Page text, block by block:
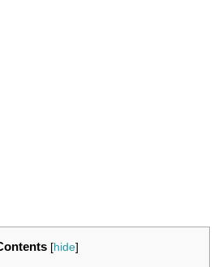
[hide]